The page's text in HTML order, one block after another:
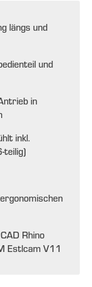
längs und
und
in
inkl.
teilig)
Rhino
Estlcam V11